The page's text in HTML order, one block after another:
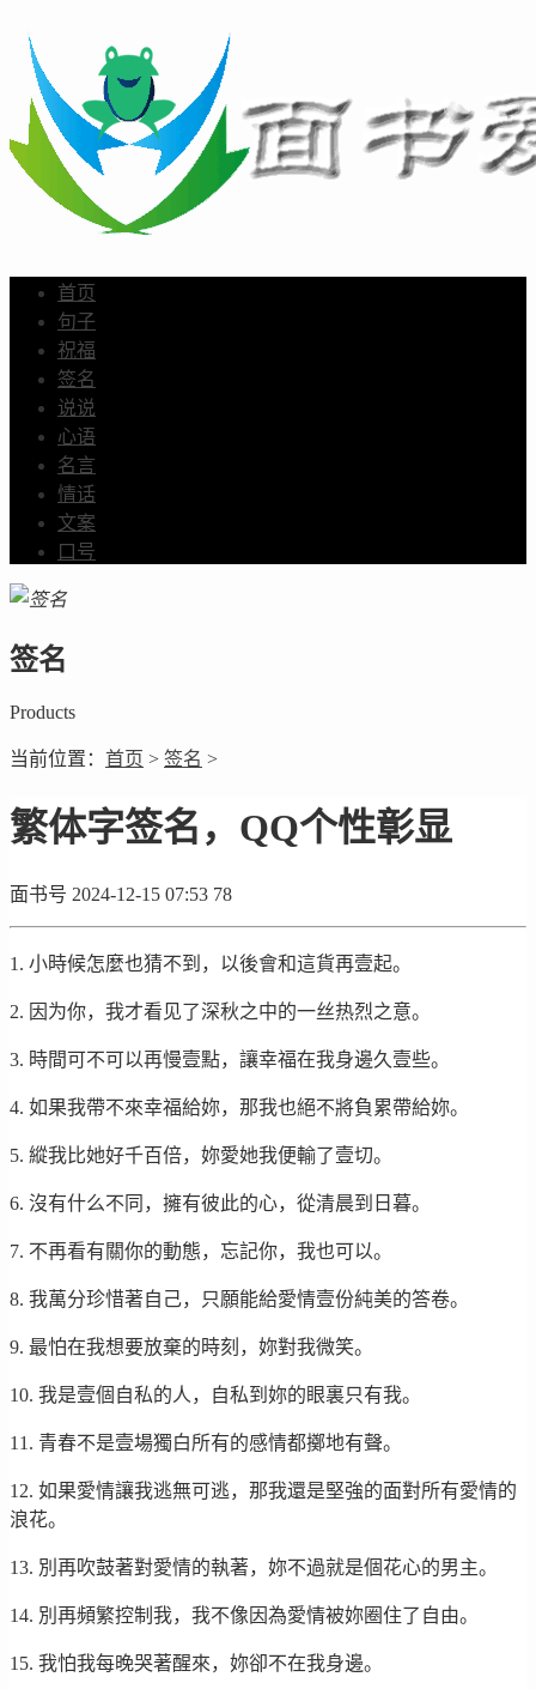
首页
句子
祝福
签名
说说
心语
名言
情话
文案
口号
签名
Products
当前位置： 首页 > 签名 >
繁体字签名，QQ个性彰显
面书号 2024-12-15 07:53 78
1. 小時候怎麼也猜不到，以後會和這貨再壹起。
2. 因为你，我才看见了深秋之中的一丝热烈之意。
3. 時間可不可以再慢壹點，讓幸福在我身邊久壹些。
4. 如果我帶不來幸福給妳，那我也絕不將負累帶給妳。
5. 縱我比她好千百倍，妳愛她我便輸了壹切。
6. 沒有什么不同，擁有彼此的心，從清晨到日暮。
7. 不再看有關你的動態，忘記你，我也可以。
8. 我萬分珍惜著自己，只願能給愛情壹份純美的答卷。
9. 最怕在我想要放棄的時刻，妳對我微笑。
10. 我是壹個自私的人，自私到妳的眼裏只有我。
11. 青春不是壹場獨白所有的感情都擲地有聲。
12. 如果愛情讓我逃無可逃，那我還是堅強的面對所有愛情的
浪花。
13. 別再吹鼓著對愛情的執著，妳不過就是個花心的男主。
14. 別再頻繁控制我，我不像因為愛情被妳圈住了自由。
15. 我怕我每晚哭著醒來，妳卻不在我身邊。